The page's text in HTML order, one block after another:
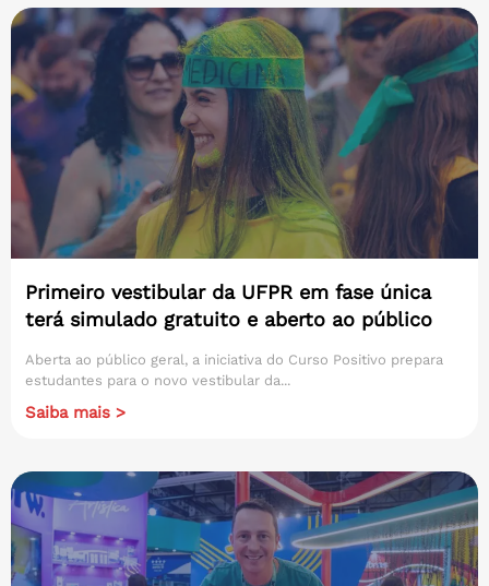
Primeiro vestibular da UFPR em fase única
terá simulado gratuito e aberto ao público
Aberta ao público geral, a iniciativa do Curso Positivo prepara
estudantes para o novo vestibular da...
Saiba mais >